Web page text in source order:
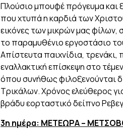
Πλούσιο μπουφέ πρόγευμα και
που χτυπά η καρδιά των
εικόνες των μικρών μας φίλων,
το παραμυθένιο εργοστάσιο
Απίστευτα παιχνίδια,
εναλλακτική επίσκεψη στο
όπου συνήθως φιλοξενούνται
Τρικάλων. Χρόνος ελεύθερος
βράδυ εορταστικό δείπνο
3η ημέρα: ΜΕΤΕΩΡΑ –